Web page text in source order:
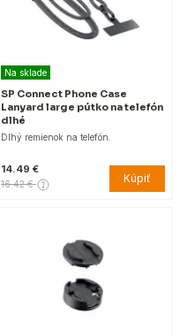
Na sklade
SP Connect Phone Case
Lanyard large pútko na telefón
dlhé
Dlhý remienok na telefón.
14.49 €
16.42 € Kúpiť